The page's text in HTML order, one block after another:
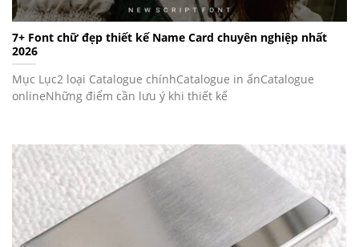
7+ Font chữ đẹp thiết kế Name Card chuyên nghiệp nhất
2026
Mục Lục2 loại Catalogue chínhCatalogue in ấnCatalogue
onlineNhững điểm cần lưu ý khi thiết kế